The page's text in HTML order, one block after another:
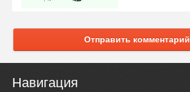
Отправить комментарий
Навигация